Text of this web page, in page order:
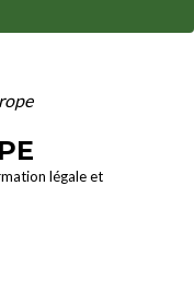
légale et